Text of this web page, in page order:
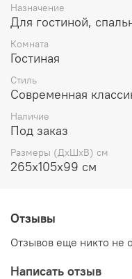
Назначение
Для гостиной,
Комната
Гостиная
Стиль
Современная
Наличие
Под заказ
Размеры (ДхШхВ) см
265х105х99 см
Отзывы
Отзывов еще никто не
Написать отзыв